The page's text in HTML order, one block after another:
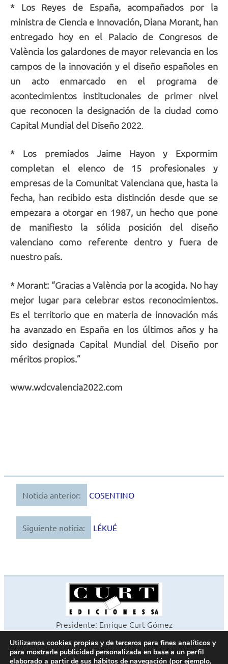
* Los Reyes de España, acompañados por la
ministra de Ciencia e Innovación, Diana Morant, han
entregado hoy en el Palacio de Congresos de
València los galardones de mayor relevancia en los
campos de la innovación y el diseño españoles en
un acto enmarcado en el programa de
acontecimientos institucionales de primer nivel
que reconocen la designación de la ciudad como
Capital Mundial del Diseño 2022.
* Los premiados Jaime Hayon y Expormim
completan el elenco de 15 profesionales y
empresas de la Comunitat Valenciana que, hasta la
fecha, han recibido esta distinción desde que se
empezara a otorgar en 1987, un hecho que pone
de manifiesto la sólida posición del diseño
valenciano como referente dentro y fuera de
nuestro país.
* Morant: “Gracias a València por la acogida. No hay
mejor lugar para celebrar estos reconocimientos.
Es el territorio que en materia de innovación más
ha avanzado en España en los últimos años y ha
sido designada Capital Mundial del Diseño por
méritos propios.”
www.wdcvalencia2022.com
Navegación
de
entradas
Noticia anterior: COSENTINO
Siguiente noticia: LÉKUÉ
Presidente: Enrique Curt Gómez
©2026 Revista Cocinas y Baños
Todos los derechos reservados
Utilizamos cookies propias y de terceros para fines analíticos y
para mostrarle publicidad personalizada en base a un perfil
elaborado a partir de sus hábitos de navegación (por ejemplo,